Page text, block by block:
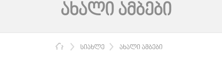
ᲐᲮᲐᲚᲘ ᲐᲛᲑᲔᲑᲘ
ᲛᲗᲐᲕᲐᲠᲘ
ᲡᲘᲐᲮᲚᲔ ᲐᲮᲐᲚᲘ ᲐᲛᲑᲔᲑᲘ